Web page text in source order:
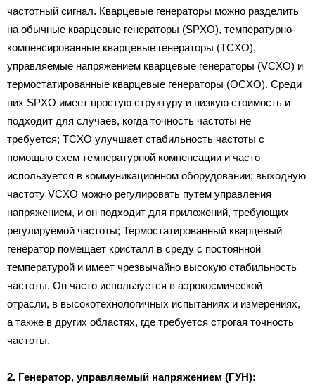
частотный сигнал. Кварцевые генераторы можно разделить
на обычные кварцевые генераторы (SPXO), температурно-
компенсированные кварцевые генераторы (TCXO),
управляемые напряжением кварцевые генераторы (VCXO) и
термостатированные кварцевые генераторы (OCXO). Среди
них SPXO имеет простую структуру и низкую стоимость и
подходит для случаев, когда точность частоты не
требуется; TCXO улучшает стабильность частоты с
помощью схем температурной компенсации и часто
используется в коммуникационном оборудовании; выходную
частоту VCXO можно регулировать путем управления
напряжением, и он подходит для приложений, требующих
регулируемой частоты; Термостатированный кварцевый
генератор помещает кристалл в среду с постоянной
температурой и имеет чрезвычайно высокую стабильность
частоты. Он часто используется в аэрокосмической
отрасли, в высокотехнологичных испытаниях и измерениях,
а также в других областях, где требуется строгая точность
частоты.
2. Генератор, управляемый напряжением (ГУН):